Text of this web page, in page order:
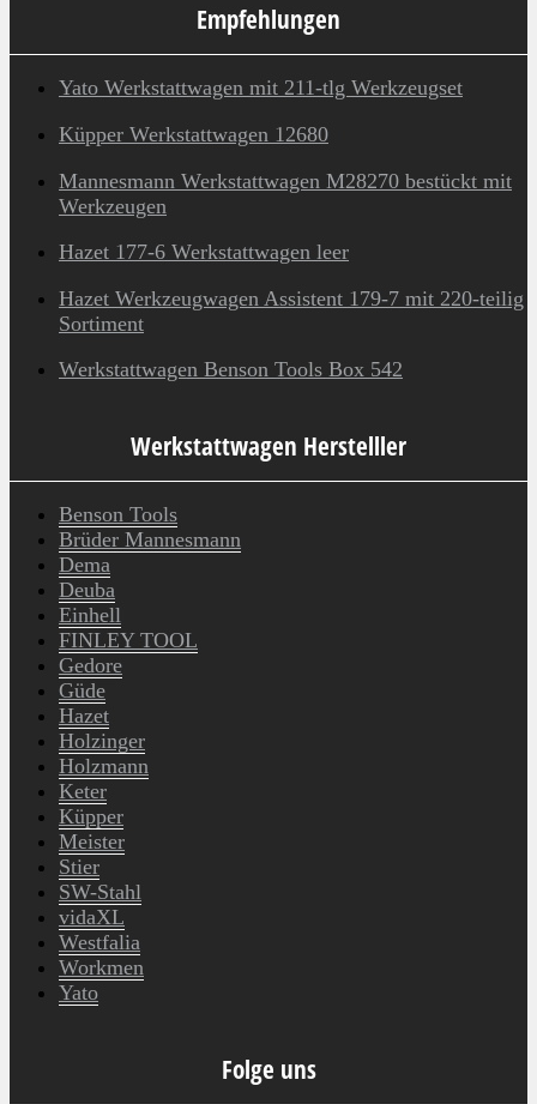
Empfehlungen
Yato Werkstattwagen mit 211-tlg Werkzeugset
Küpper Werkstattwagen 12680
Mannesmann Werkstattwagen M28270 bestückt mit
Werkzeugen
Hazet 177-6 Werkstattwagen leer
Hazet Werkzeugwagen Assistent 179-7 mit 220-teilig
Sortiment
Werkstattwagen Benson Tools Box 542
Werkstattwagen Herstelller
Benson Tools
Brüder Mannesmann
Dema
Deuba
Einhell
FINLEY TOOL
Gedore
Güde
Hazet
Holzinger
Holzmann
Keter
Küpper
Meister
Stier
SW-Stahl
vidaXL
Westfalia
Workmen
Yato
Folge uns